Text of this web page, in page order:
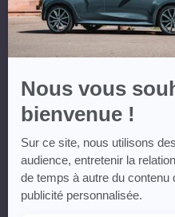
Nous vous
bienvenue !
Sur ce site, nous utilisons
audience, entretenir la
de temps à autre du contenu
publicité personnalisée.